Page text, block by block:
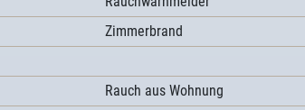
Zimmerbrand
Rauch aus Wohnung